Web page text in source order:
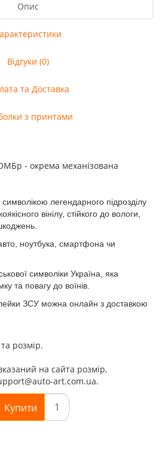
Опис
Відгуки (0)
та Доставка
з принтами
- окрема механізована
символікою легендарного підрозділу
вінілу, стійкого до вологи,
ноутбука, смартфона чи
символіки Україна , яка
та повагу до воїнів.
ЗСУ можна онлайн з доставкою
розмір.
на сайта розмір,
art.com.ua.
Купити